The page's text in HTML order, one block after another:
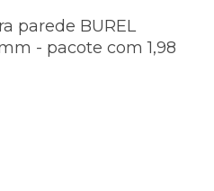
parede BUREL
- pacote com 1,98